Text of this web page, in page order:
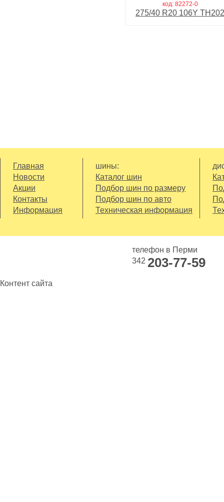
код: 82272-0
275/40 R20 106Y TH202
Главная
Новости
Акции
Контакты
Информация
шины:
Каталог шин
Подбор шин по размеру
Подбор шин по авто
Техническая информация
телефон в Перми
342 203-77-59
Контент сайта